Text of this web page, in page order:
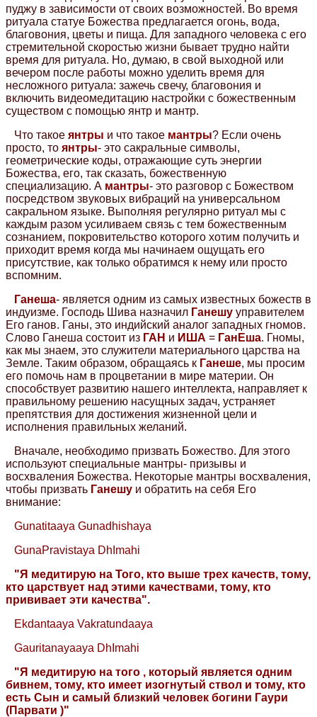
пуджу в зависимости от своих возможностей. Во время
ритуала статуе Божества предлагается огонь, вода,
благовония, цветы и пища. Для западного человека с его
стремительной скоростью жизни бывает трудно найти
время для ритуала. Но, думаю, в свой выходной или
вечером после работы можно уделить время для
несложного ритуала: зажечь свечу, благовония и
включить видеомедитацию настройки с божественным
существом с помощью янтр и мантр.
Что такое янтры и что такое мантры? Если очень
просто, то янтры- это сакральные символы,
геометрические коды, отражающие суть энергии
Божества, его, так сказать, божественную
специализацию. А мантры- это разговор с Божеством
посредством звуковых вибраций на универсальном
сакральном языке. Выполняя регулярно ритуал мы с
каждым разом усиливаем связь с тем божественным
сознанием, покровительство которого хотим получить и
приходит время когда мы начинаем ощущать его
присутствие, как только обратимся к нему или просто
вспомним.
Ганеша- является одним из самых известных божеств в
индуизме. Господь Шива назначил Ганешу управителем
Его ганов. Ганы, это индийский аналог западных гномов.
Слово Ганеша состоит из ГАН и ИША = ГанЕша. Гномы,
как мы знаем, это служители материального царства на
Земле. Таким образом, обращаясь к Ганеше, мы просим
его помочь нам в процветании в мире материи. Он
способствует развитию нашего интеллекта, направляет к
правильному решению насущных задач, устраняет
препятствия для достижения жизненной цели и
исполнения правильных желаний.
Вначале, необходимо призвать Божество. Для этого
используют специальные мантры- призывы и
восхваления Божества. Некоторые мантры восхваления,
чтобы призвать Ганешу и обратить на себя Его
внимание:
Gunatitaaya Gunadhishaya
GunaPravistaya DhImahi
"Я медитирую на Того, кто выше трех качеств, тому,
кто царствует над этими качествами, тому, кто
прививает эти качества".
Ekdantaaya Vakratundaaya
Gauritanayaaya DhImahi
"Я медитирую на того , который является одним
бивнем, тому, кто имеет изогнутый ствол и тому, кто
есть Сын и самый близкий человек богини Гаури
(Парвати )"